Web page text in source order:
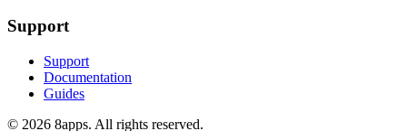
Support
Support
Documentation
Guides
© 2026 8apps. All rights reserved.